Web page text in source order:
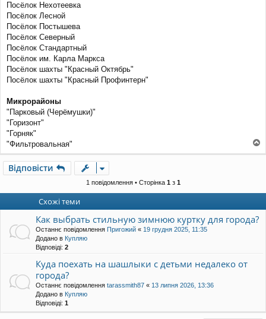
Посёлок Нехотеевка
Посёлок Лесной
Посёлок Постышева
Посёлок Северный
Посёлок Стандартный
Посёлок им. Карла Маркса
Посёлок шахты "Красный Октябрь"
Посёлок шахты "Красный Профинтерн"
Микрорайоны
"Парковый (Черёмушки)"
"Горизонт"
"Горняк"
"Фильтровальная"
о
Відповісти
1 повідомлення • Сторінка 1з 1
Схожі теми
Как выбрать стильную зимнюю куртку для города?
Останнє повідомлення Пригожий « 19 грудня 2025, 11:35
Додано в Купляю
Відповіді: 2
Куда поехать на шашлыки с детьми недалеко от
города?
Останнє повідомлення tarassmith87 « 13 липня 2026, 13:36
Додано в Купляю
Відповіді: 1